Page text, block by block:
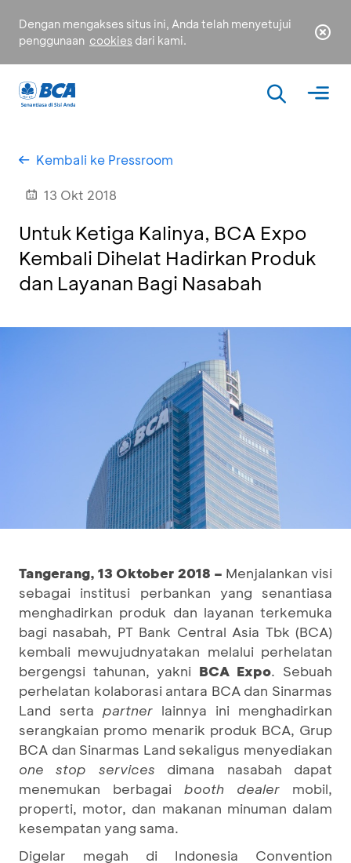
Dengan mengakses situs ini, Anda telah menyetujui
penggunaan cookies dari kami.
Kembali ke Pressroom
13 Okt 2018
Untuk Ketiga Kalinya, BCA Expo
Kembali Dihelat Hadirkan Produk
dan Layanan Bagi Nasabah
Tangerang, 13 Oktober 2018 – Menjalankan visi
sebagai institusi perbankan yang senantiasa
menghadirkan produk dan layanan terkemuka
bagi nasabah, PT Bank Central Asia Tbk (BCA)
kembali mewujudnyatakan melalui perhelatan
bergengsi tahunan, yakni BCA Expo. Sebuah
perhelatan kolaborasi antara BCA dan Sinarmas
Land serta partner lainnya ini menghadirkan
serangkaian promo menarik produk BCA, Grup
BCA dan Sinarmas Land sekaligus menyediakan
one stop services dimana nasabah dapat
menemukan berbagai booth dealer mobil,
properti, motor, dan makanan minuman dalam
kesempatan yang sama.
Digelar megah di Indonesia Convention